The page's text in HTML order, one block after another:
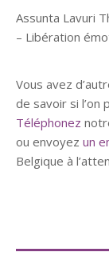
Assunta Lavuri
– Libération
Vous avez
de savoir si
Téléphonez
ou envoyez un
Belgique à